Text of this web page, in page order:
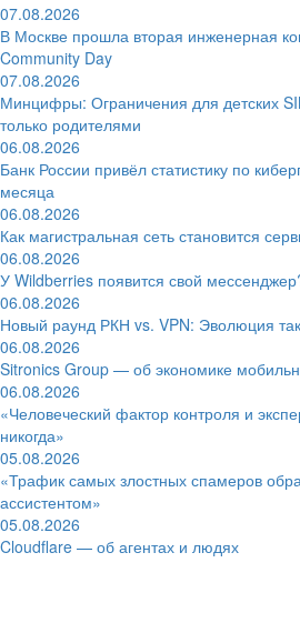
07.08.2026
В Москве прошла вторая инженерная
Community Day
07.08.2026
Минцифры: Ограничения для детских
только родителями
06.08.2026
Банк России привёл статистику по
месяца
06.08.2026
Как магистральная сеть становится
06.08.2026
У Wildberries появится свой
06.08.2026
Новый раунд РКН vs. VPN: Эволюция
06.08.2026
Sitronics Group — об экономике
06.08.2026
«Человеческий фактор контроля и
никогда»
05.08.2026
«Трафик самых злостных спамеров
ассистентом»
05.08.2026
Cloudflare — об агентах и людях